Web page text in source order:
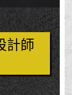
計師